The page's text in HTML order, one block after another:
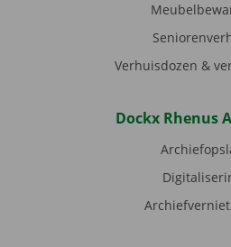
Verhuisdozen &
Dockx Rhenus